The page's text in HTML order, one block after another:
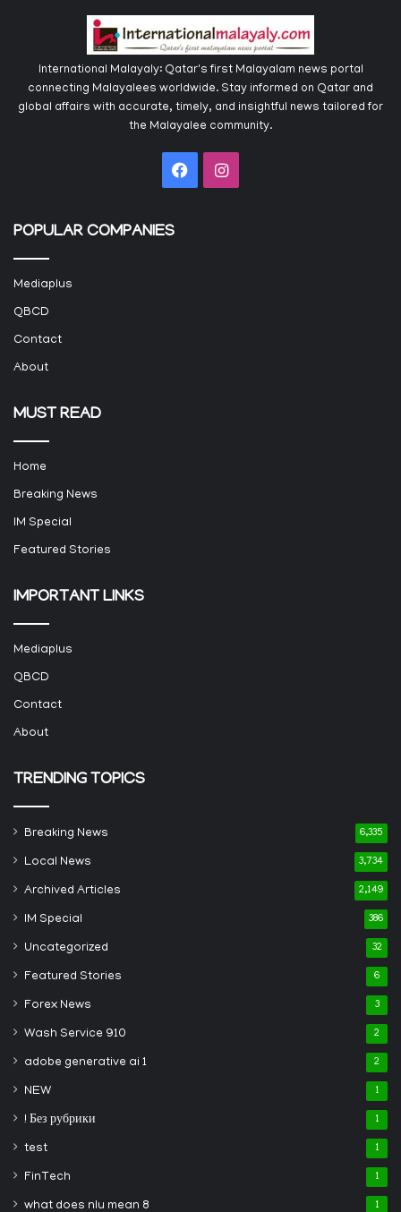
International Malayaly: Qatar's first Malayalam news portal
connecting Malayalees worldwide. Stay informed on Qatar and
global affairs with accurate, timely, and insightful news tailored for
the Malayalee community.
FacebookInstagram
POPULAR COMPANIES
Mediaplus
QBCD
Contact
About
MUST READ
Home
Breaking News
IM Special
Featured Stories
IMPORTANT LINKS
Mediaplus
QBCD
Contact
About
TRENDING TOPICS
Breaking News 6,335
Local News 3,734
Archived Articles 2,149
IM Special 386
Uncategorized 32
Featured Stories 6
Forex News 3
Wash Service 910 2
adobe generative ai 1 2
NEW 1
! Без рубрики 1
test 1
FinTech 1
what does nlu mean 8 1